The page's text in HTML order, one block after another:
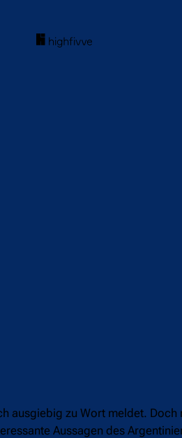
ausgiebig zu Wort meldet. Doch
Aussagen des